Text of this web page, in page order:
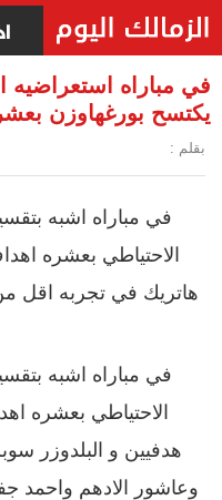
في مباراه استعراضيه
يكتسح بورغهاوزن
بقلم :
في مباراه اشبه
الاحتياطي بعشره
هاتريك في تجربه اقل
في مباراه اشبه
الاحتياطي بعشره
هدفيين و البلدوزر
وعاشور الادهم واحمد